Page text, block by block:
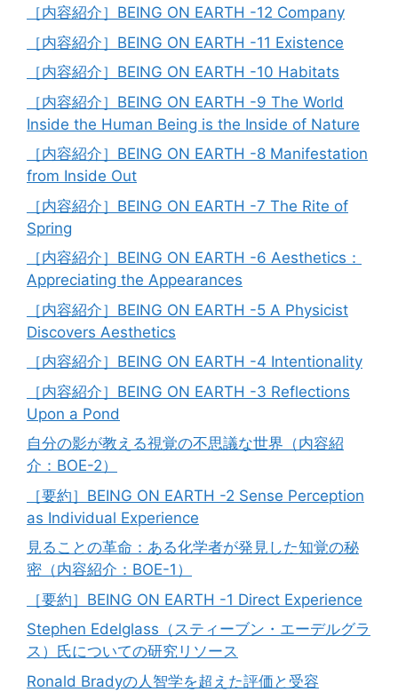
［内容紹介］BEING ON EARTH -12 Company
［内容紹介］BEING ON EARTH -11 Existence
［内容紹介］BEING ON EARTH -10 Habitats
［内容紹介］BEING ON EARTH -9 The World
Inside the Human Being is the Inside of Nature
［内容紹介］BEING ON EARTH -8 Manifestation
from Inside Out
［内容紹介］BEING ON EARTH -7 The Rite of
Spring
［内容紹介］BEING ON EARTH -6 Aesthetics：
Appreciating the Appearances
［内容紹介］BEING ON EARTH -5 A Physicist
Discovers Aesthetics
［内容紹介］BEING ON EARTH -4 Intentionality
［内容紹介］BEING ON EARTH -3 Reflections
Upon a Pond
自分の影が教える視覚の不思議な世界（内容紹
介：BOE-2）
［要約］BEING ON EARTH -2 Sense Perception
as Individual Experience
見ることの革命：ある化学者が発見した知覚の秘
密（内容紹介：BOE-1）
［要約］BEING ON EARTH -1 Direct Experience
Stephen Edelglass（スティーブン・エーデルグラ
ス）氏についての研究リソース
Ronald Bradyの人智学を超えた評価と受容